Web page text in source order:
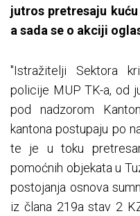
jutros pretresaju
a sada se o akciji
"Istražitelji Sektora
policije MUP TK-a, od
pod nadzorom
kantona postupaju po
te je u toku
pomoćnih objekata u
postojanja osnova
iz člana 219a stav 2